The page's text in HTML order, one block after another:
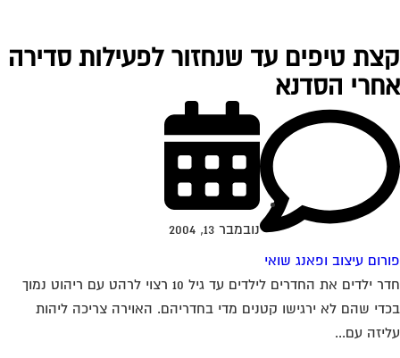
טיפים עד שנחזור לפעילות סדירה
הסדנא
עיצוב ופאנג שואי
נובמבר 13, 2004
חדר ילדים את החדרים לילדים עד גיל 10 רצוי לרהט עם ריהוט נמוך
שהם לא ירגישו קטנים מדי בחדריהם. האוירה צריכה ליהות
עם...